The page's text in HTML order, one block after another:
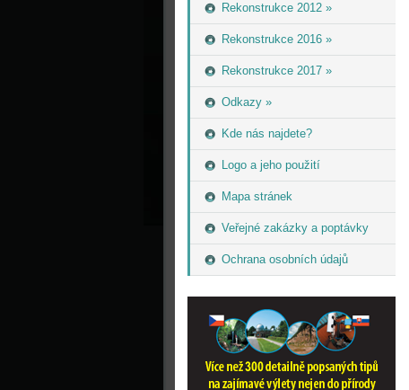
Rekonstrukce 2012 »
Rekonstrukce 2016 »
Rekonstrukce 2017 »
Odkazy »
Kde nás najdete?
Logo a jeho použití
Mapa stránek
Veřejné zakázky a poptávky
Ochrana osobních údajů